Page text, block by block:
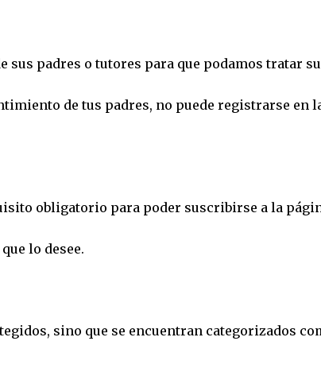
padres o tutores para que podamos tratar
de tus padres, no puede registrarse en
obligatorio para poder suscribirse a la
lo desee.
sino que se encuentran categorizados